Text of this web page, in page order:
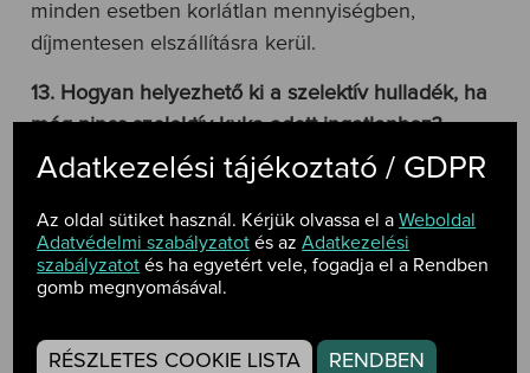
Adatkezelési tájékoztató / GDPR
Az oldal sütiket használ. Kérjük olvassa el aWeboldal
Adatvédelmi szabályzatot és azAdatkezelési
szabályzatot és ha egyetért vele, fogadja el a Rendben
gomb megnyomásával.
RÉSZLETES COOKIE LISTA RENDBEN
minden esetben korlátlan mennyiségben,
díjmentesen elszállításra kerül.
13. Hogyan helyezhető ki a szelektív hulladék, ha
még nincs szelektív kuka adott ingatlanhoz?
A szelektív hulladék bármilyen átlátszó zsákban
kihelyezhető a szelektív gyűjtési napon az
ingatlan elé, mely ilyen módon minden esetben
korlátlan mennyiségben, díjmentesen elszállításra
kerül.
14. Mi a teendő, ha megtelik a szelektív kuka?